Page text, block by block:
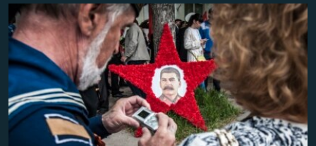
ВІДЕОУРОКИ «ELIFBE»
СВІДЧЕННЯ ОКУПАЦІЇ
УКРАЇНСЬКА ПРОБЛЕМА КРИМУ
ІНФОГРАФІКА
Русский
Qırımtatar
ДОЛУЧАЙСЯ!